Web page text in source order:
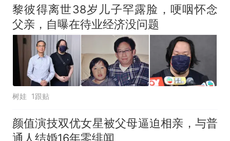
黎彼得离世38岁儿子罕露脸，哽咽怀念
父亲，自曝在待业经济没问题
树娃 1跟贴
颜值演技双优女星被父母逼迫相亲，与普
通人结婚16年零绯闻